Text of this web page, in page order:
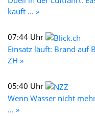
kauft ... »
07:44 Uhr
Einsatz läuft: Brand auf
ZH »
05:40 Uhr
Wenn Wasser nicht
... »